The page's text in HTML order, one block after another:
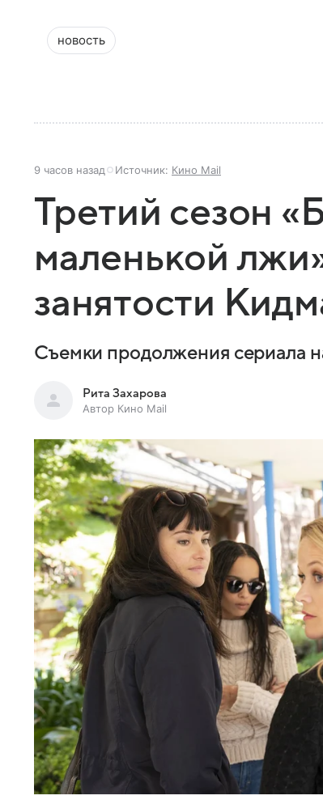
новость
9 часов назад Источник: Кино Mail
Третий сезон
маленькой
занятости
Съемки продолжения сериала
Рита Захарова
Автор Кино Mail